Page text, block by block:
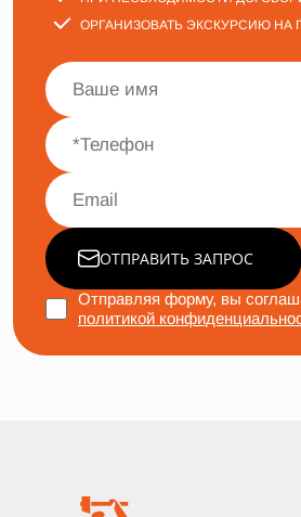
ОРГАНИЗОВАТЬ ЭКСКУРСИЮ НА
ОТПРАВИТЬ ЗАПРОС
Отправляя форму, вы
политикой